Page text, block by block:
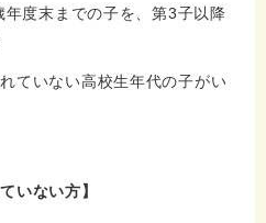
年度末までの子を、第3子以降
ていない高校生年代の子がい
いない方】